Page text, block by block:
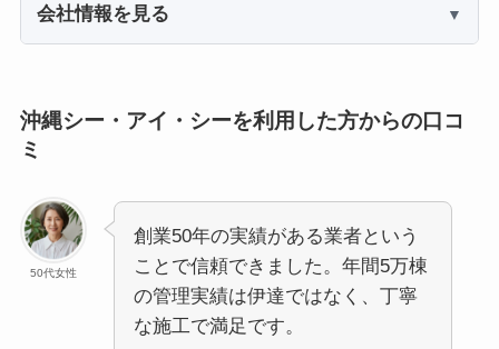
会社情報を見る
沖縄シー・アイ・シーを利用した方からの口コ
ミ
50代女性
創業50年の実績がある業者という
ことで信頼できました。年間5万棟
の管理実績は伊達ではなく、丁寧
な施工で満足です。